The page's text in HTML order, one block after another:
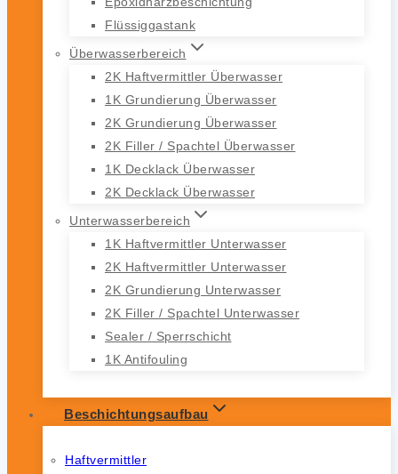
Flüssiggastank
Überwasserbereich
2K Haftvermittler Überwasser
1K Grundierung Überwasser
2K Grundierung Überwasser
2K Filler / Spachtel Überwasser
1K Decklack Überwasser
2K Decklack Überwasser
Unterwasserbereich
1K Haftvermittler Unterwasser
2K Haftvermittler Unterwasser
2K Grundierung Unterwasser
2K Filler / Spachtel Unterwasser
Sealer / Sperrschicht
1K Antifouling
Beschichtungsaufbau
Haftvermittler